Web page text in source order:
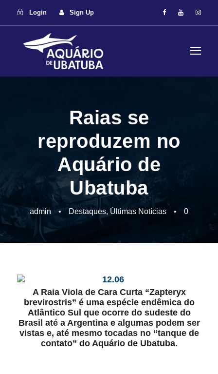
Login Sign Up
Raias se
reproduzem no
Aquário de
Ubatuba
admin • Destaques, Últimas Notícias • 0
A Raia Viola de Cara Curta “Zapteryx
brevirostris” é uma espécie endêmica do
Atlântico Sul que ocorre do sudeste do
Brasil até a Argentina e algumas podem ser
vistas e, até mesmo tocadas no “tanque de
contato” do Aquário de Ubatuba.